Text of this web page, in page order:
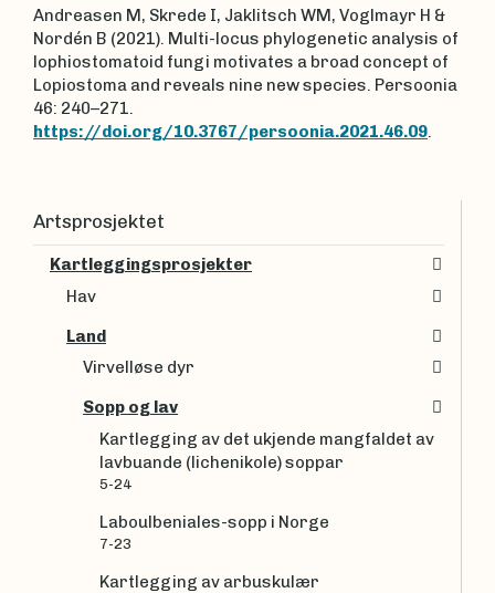
Andreasen M, Skrede I, Jaklitsch WM, Voglmayr H &
Nordén B (2021). Multi-locus phylogenetic analysis of
lophiostomatoid fungi motivates a broad concept of
Lopiostoma and reveals nine new species. Persoonia
46: 240–271.
https://doi.org/10.3767/persoonia.2021.46.09.
Artsprosjektet
Kartleggingsprosjekter
Hav
Land
Virvelløse dyr
Sopp og lav
Kartlegging av det ukjende mangfaldet av
lavbuande (lichenikole) soppar
5-24
Laboulbeniales-sopp i Norge
7-23
Kartlegging av arbuskulær